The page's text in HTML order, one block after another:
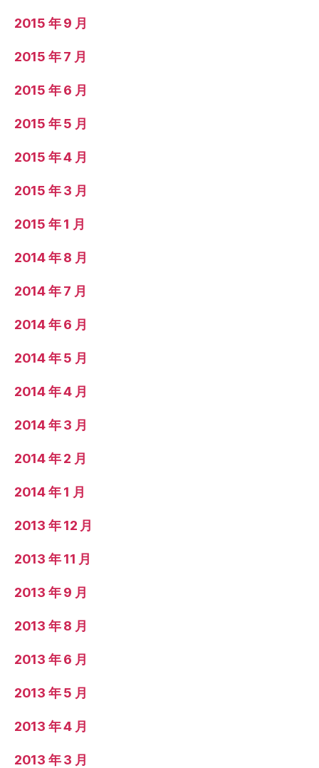
2015 年 9 月
2015 年 7 月
2015 年 6 月
2015 年 5 月
2015 年 4 月
2015 年 3 月
2015 年 1 月
2014 年 8 月
2014 年 7 月
2014 年 6 月
2014 年 5 月
2014 年 4 月
2014 年 3 月
2014 年 2 月
2014 年 1 月
2013 年 12 月
2013 年 11 月
2013 年 9 月
2013 年 8 月
2013 年 6 月
2013 年 5 月
2013 年 4 月
2013 年 3 月